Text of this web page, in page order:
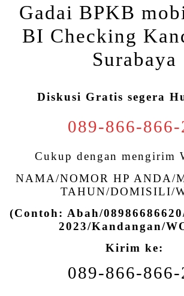
Gadai BPKB
BI Checking
Surabaya
Diskusi Gratis segera
089-866-866-
Cukup dengan mengirim
NAMA/NOMOR HP ANDA/
TAHUN/DOMISILI/
(Contoh: Abah/
2023/Kandangan/
Kirim ke:
089-866-866-